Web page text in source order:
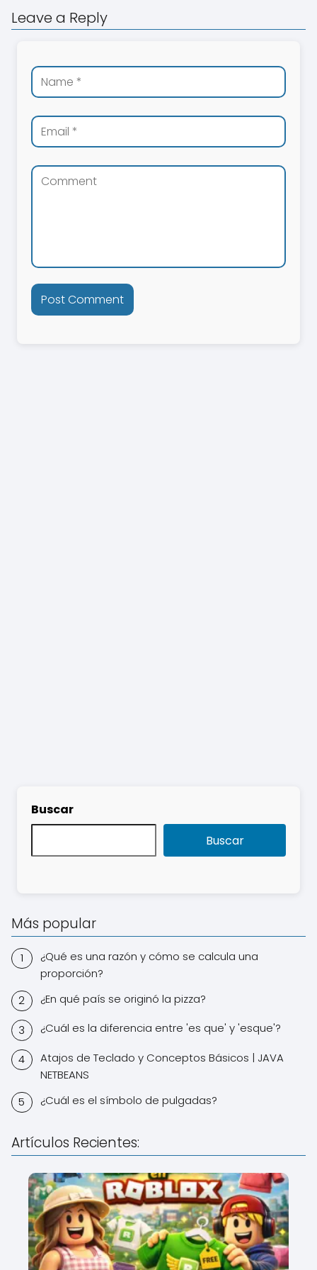
Leave a Reply
Buscar
Buscar
Más popular
¿Qué es una razón y cómo se calcula una
proporción?
¿En qué país se originó la pizza?
¿Cuál es la diferencia entre 'es que' y 'esque'?
Atajos de Teclado y Conceptos Básicos | JAVA
NETBEANS
¿Cuál es el símbolo de pulgadas?
Artículos Recientes: